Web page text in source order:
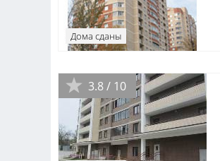
Дома сданы
3.8 / 10